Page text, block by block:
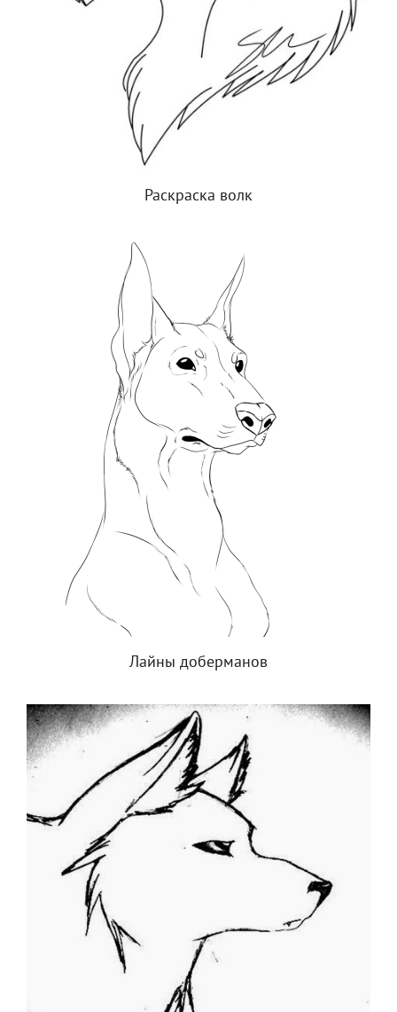
Раскраска волк
Лайны доберманов